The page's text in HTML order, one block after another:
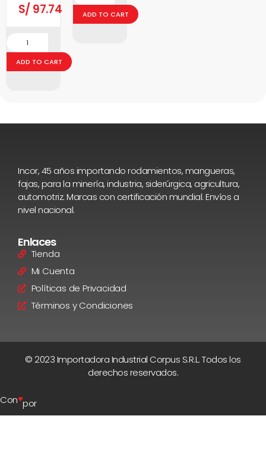
S/ 97.74
ADD TO CART
ADD TO CART
Incor, 45 años importando rodamientos, mangueras,
fajas, para la minería, industria, siderúrgica, agricultura,
automotriz. Marcas con certificación mundial. Envíos a
nivel nacional.
Enlaces
Tienda
Mi Cuenta
Políticas de Privacidad
Términos y Condiciones
© 2023 Importadora Industrial Corpus S.R.L. Todos los
derechos reservados.
Con♥por